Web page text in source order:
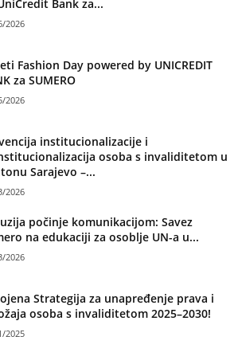
Bank za...
2026
Fashion Day powered by UNICREDIT
za SUMERO
2026
institucionalizacije i
osoba s invaliditetom u
Sarajevo –...
2026
počinje komunikacijom: Savez
na edukaciji za osoblje UN-a u...
2026
Strategija za unapređenje prava i
osoba s invaliditetom 2025–2030!
2025